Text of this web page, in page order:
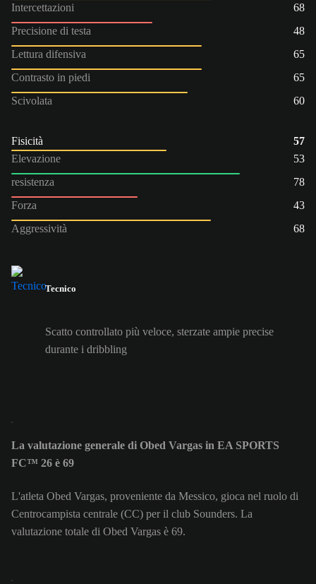
Intercettazioni
68
Precisione di testa
48
Lettura difensiva
65
Contrasto in piedi
65
Scivolata
60
Fisicità
57
Elevazione
53
resistenza
78
Forza
43
Aggressività
68
Tecnico
Scatto controllato più veloce, sterzate ampie precise
durante i dribbling
La valutazione generale di Obed Vargas in EA SPORTS
FC™ 26 è 69
L'atleta Obed Vargas, proveniente da Messico, gioca nel ruolo di
Centrocampista centrale (CC) per il club Sounders. La
valutazione totale di Obed Vargas è 69.